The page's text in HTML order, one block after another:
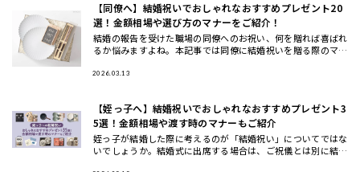
【同僚へ】結婚祝いでおしゃれなおすすめプレゼント20
選！金額相場や選び方のマナーをご紹介！
結婚の報告を受けた職場の同僚へのお祝い、何を贈れば喜ばれ
るか悩みますよね。本記事では同僚に結婚祝いを贈る際のマナ
ゼント20選
2026.03.13
【姪っ子へ】結婚祝いでおしゃれなおすすめプレゼント3
5選！金額相場や渡す時のマナーもご紹介
姪っ子が結婚した際に考えるのが「結婚祝い」についてではな
いでしょうか。結婚式に出席する場合は、ご祝儀とは別に結婚